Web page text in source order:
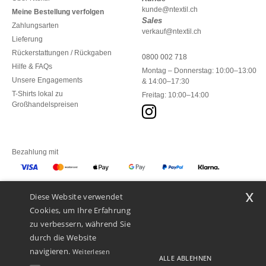
Meine Bestellung verfolgen
Zahlungsarten
Lieferung
Rückerstattungen / Rückgaben
Hilfe & FAQs
Unsere Engagements
T-Shirts lokal zu
Großhandelspreisen
kunde@ntextil.ch
Sales
verkauf@ntextil.ch
0800 002 718
Montag – Donnerstag: 10:00–13:00
& 14:00–17:30
Freitag: 10:00–14:00
Bezahlung mit
Unsere Paketzusteller
Diese Website verwendet
Cookies, um Ihre Erfahrung
zu verbessern, während Sie
durch die Website
navigieren. Weiterlesen
ALLE ABLEHNEN
x